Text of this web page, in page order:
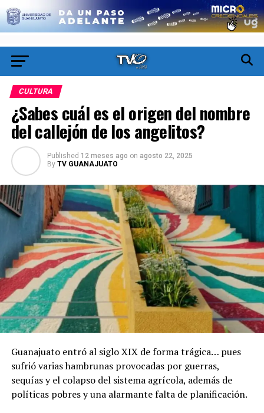
CULTURA
¿Sabes cuál es el origen del nombre
del callejón de los angelitos?
Published 12 meses ago on agosto 22, 2025
By TV GUANAJUATO
Guanajuato entró al siglo XIX de forma trágica… pues
sufrió varias hambrunas provocadas por guerras,
sequías y el colapso del sistema agrícola, además de
políticas pobres y una alarmante falta de planificación.